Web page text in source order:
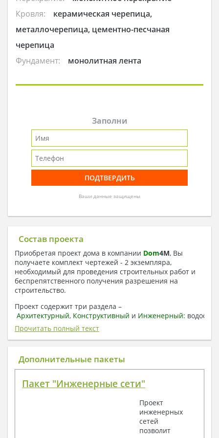
Кровля:
керамическая черепица,
металлочерепица, цементно-песчаная
черепица
Фундамент:
монолитная лента
Заполни
Ваши данные защищены
Состав проекта
Приобретая проект дома в компании Dom4M, Вы
получаете комплект чертежей - 2 экземпляра,
необходимый для проведения строительных работ и
беспрепятственного получения разрешения на
строительство.
Проект содержит три раздела –
Архитектурный, Конструктивный и Инженерный:
отопление, вентиляция, канализация,
электроснабжение (приобретается за дополнительную
плату) + Пояснительная записка.
1. Архитектурный раздел:
План координационных осей
Поэтажные маркировочные планы с
Разрезы и состав конструкций
Прочитать полный текст
Дополнительные пакеты
Пакет "Инженерные сети"
Проект
инженерных
сетей
позволит